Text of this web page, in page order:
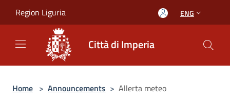
Region Liguria ENG
Città di Imperia
Home > Announcements > Allerta meteo